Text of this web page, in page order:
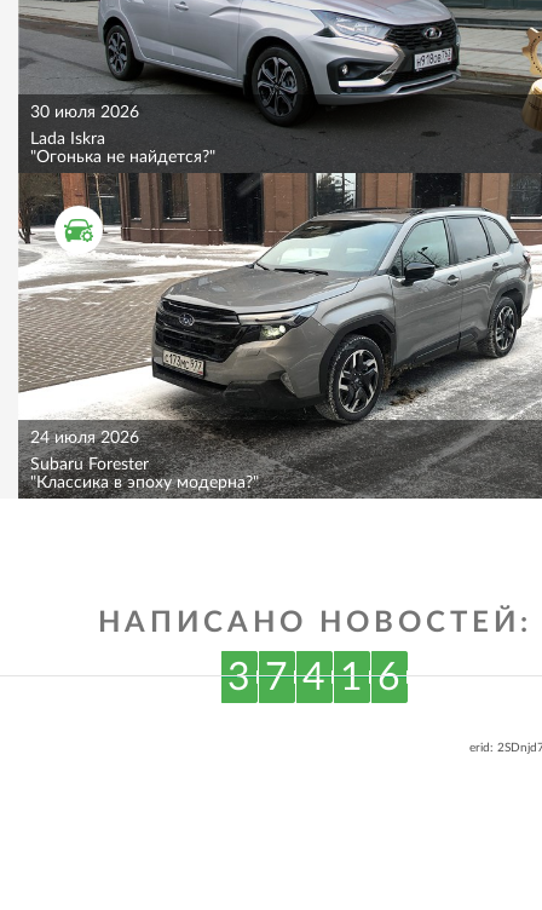
30 июля 2026
Lada Iskra
"Огонька не найдется?"
ТЕСТ ДРАЙВ
24 июля 2026
Subaru Forester
"Классика в эпоху модерна?"
НАПИСАНО НОВОСТЕЙ:
3 7 4 1 6
erid: